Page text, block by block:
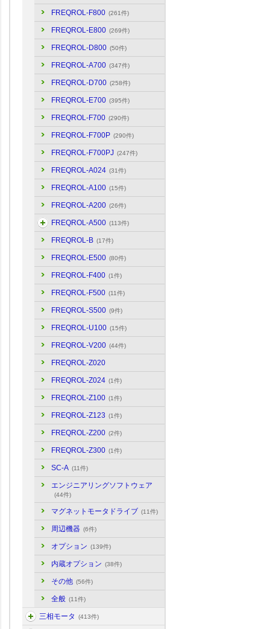
FREQROL-F800 (261件)
FREQROL-E800 (269件)
FREQROL-D800 (50件)
FREQROL-A700 (347件)
FREQROL-D700 (258件)
FREQROL-E700 (395件)
FREQROL-F700 (290件)
FREQROL-F700P (290件)
FREQROL-F700PJ (247件)
FREQROL-A024 (31件)
FREQROL-A100 (15件)
FREQROL-A200 (26件)
FREQROL-A500 (113件)
FREQROL-B (17件)
FREQROL-E500 (80件)
FREQROL-F400 (1件)
FREQROL-F500 (11件)
FREQROL-S500 (9件)
FREQROL-U100 (15件)
FREQROL-V200 (44件)
FREQROL-Z020
FREQROL-Z024 (1件)
FREQROL-Z100 (1件)
FREQROL-Z123 (1件)
FREQROL-Z200 (2件)
FREQROL-Z300 (1件)
SC-A (11件)
エンジニアリングソフトウェア
(44件)
マグネットモータドライブ (11件)
周辺機器 (6件)
オプション (139件)
内蔵オプション (38件)
その他 (56件)
全般 (11件)
三相モータ (413件)